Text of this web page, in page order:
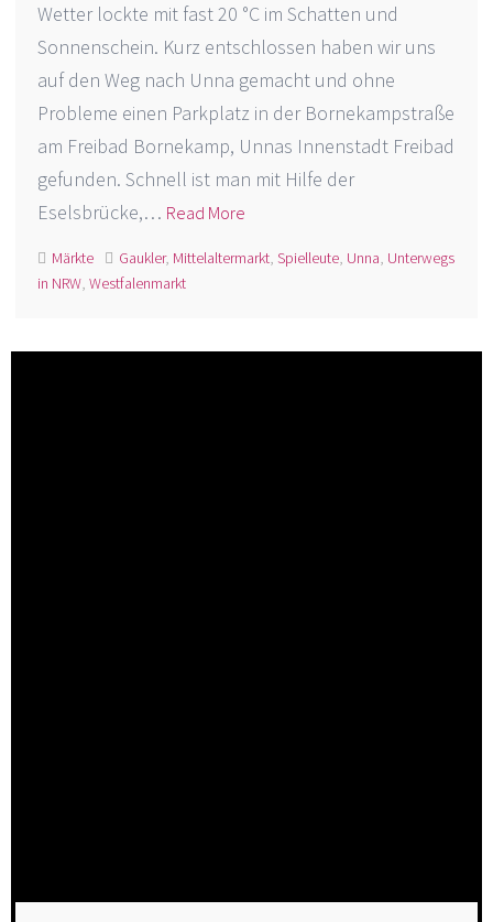
Wetter lockte mit fast 20 °C im Schatten und
Sonnenschein. Kurz entschlossen haben wir uns
auf den Weg nach Unna gemacht und ohne
Probleme einen Parkplatz in der Bornekampstraße
am Freibad Bornekamp, Unnas Innenstadt Freibad
gefunden. Schnell ist man mit Hilfe der
Eselsbrücke,… Read More
Märkte Gaukler, Mittelaltermarkt,Spielleute, Unna, Unterwegs
in NRW,Westfalenmarkt